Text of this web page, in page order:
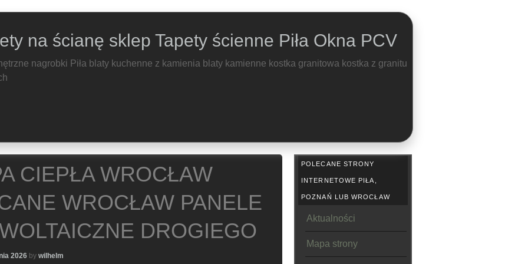
na ścianę sklep Tapety ścienne Piła Okna PCV
nagrobki Piła blaty kuchenne z kamienia blaty kamienne kostka granitowa kostka z granitu
CIEPŁA WROCŁAW
WROCŁAW PANELE
DROGIEGO
2026 by wilhelm
POLECANE STRONY
INTERNETOWE PIŁA,
POZNAŃ LUB WROCŁAW
Aktualności
Mapa strony